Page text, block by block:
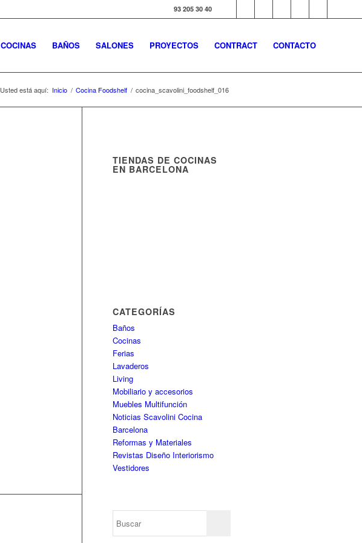
93 205 30 40
COCINAS BAÑOS SALONES PROYECTOS CONTRACT CONTACTO
Usted está aquí: Inicio / Cocina Foodshelf / cocina_scavolini_foodshelf_016
TIENDAS DE COCINAS
EN BARCELONA
CATEGORÍAS
Baños
Cocinas
Ferias
Lavaderos
Living
Mobiliario y accesorios
Muebles Multifunción
Noticias Scavolini Cocina
Barcelona
Reformas y Materiales
Revistas Diseño Interiorismo
Vestidores